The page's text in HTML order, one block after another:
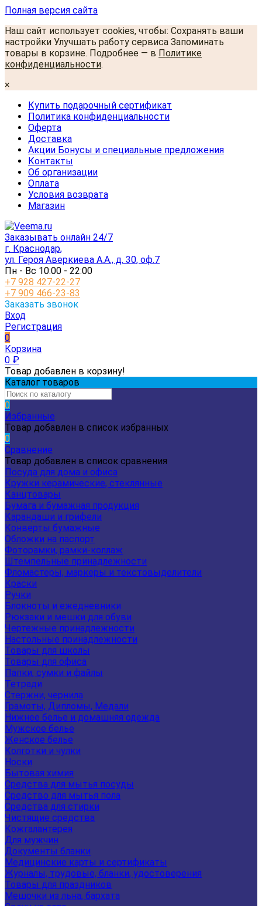
Полная версия сайта
Наш сайт использует cookies, чтобы: Сохранять ваши
настройки Улучшать работу сервиса Запоминать
товары в корзине. Подробнее — в Политике
конфиденциальности.
×
Купить подарочный сертификат
Политика конфиденциальности
Оферта
Доставка
Акции Бонусы и специальные предложения
Контакты
Об организации
Оплата
Условия возврата
Магазин
Заказывать онлайн 24/7
г. Краснодар,
ул. Героя Аверкиева А.А., д. 30, оф.7
Пн - Вс 10:00 - 22:00
+7 928 427-22-27
+7 909 466-23-83
Заказать звонок
Вход
Регистрация
0
Корзина
0 ₽
Товар добавлен в корзину!
Каталог товаров
0
Избранные
Товар добавлен в список избранных
0
Сравнение
Товар добавлен в список сравнения
Посуда для дома и офиса
Кружки керамические, стеклянные
Канцтовары
Бумага и бумажная продукция
Карандаши и грифели
Конверты бумажные
Обложки на паспорт
Фоторамки, рамки-коллаж
Штемпельные принадлежности
Фломастеры, маркеры и текстовыделители
Краски
Ручки
Блокноты и ежедневники
Рюкзаки и мешки для обуви
Чертежные принадлежности
Настольные принадлежности
Товары для школы
Товары для офиса
Папки, сумки и файлы
Тетради
Стержни, чернила
Грамоты, Дипломы, Медали
Нижнее белье и домашняя одежда
Мужское белье
Женское белье
Колготки и чулки
Носки
Бытовая химия
Средства для мытья посуды
Средство для мытья пола
Средства для стирки
Чистящие средства
Кожгалантерея
Для мужчин
Документы бланки
Медицинские карты и сертификаты
Журналы, трудовые, бланки, удостоверения
Товары для праздников
Мешочки из льна, бархата